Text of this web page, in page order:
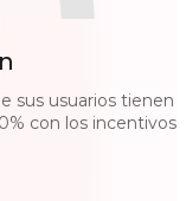
sus usuarios tienen
con los incentivos